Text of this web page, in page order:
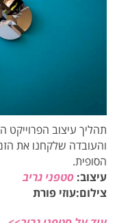
תהליך עיצוב הפרוייקט
והעובדה שלקחנו את
הסופית.
עיצוב: סטפני גריב
צילום:עוזי פורת